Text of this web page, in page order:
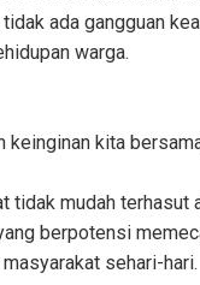
ada gangguan
warga.
keinginan kita
tidak mudah
berpotensi
sehari-hari.